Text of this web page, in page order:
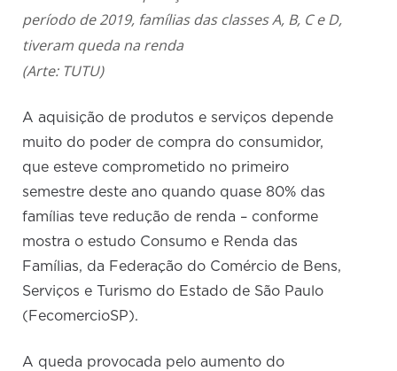
período de 2019, famílias das classes A, B, C e D,
tiveram queda na renda
(Arte: TUTU)
A aquisição de produtos e serviços depende
muito do poder de compra do consumidor,
que esteve comprometido no primeiro
semestre deste ano quando quase 80% das
famílias teve redução de renda – conforme
mostra o estudo Consumo e Renda das
Famílias, da Federação do Comércio de Bens,
Serviços e Turismo do Estado de São Paulo
(FecomercioSP).
A queda provocada pelo aumento do